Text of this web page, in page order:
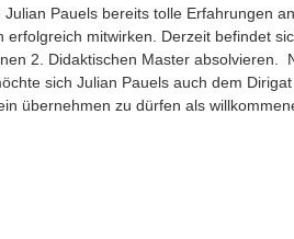
Pauels bereits tolle Erfahrungen
erfolgreich mitwirken. Derzeit befindet
2. Didaktischen Master absolvieren.
sich Julian Pauels auch dem
übernehmen zu dürfen als